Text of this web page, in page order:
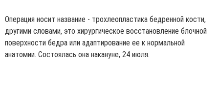
Операция носит название - трохлеопластика бедренной кости,
другими словами, это хирургическое восстановление блочной
поверхности бедра или адаптирование ее к нормальной
анатомии. Состоялась она накануне, 24 июля.